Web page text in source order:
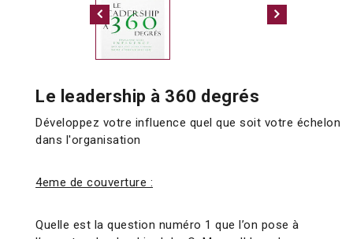
Le leadership à 360 degrés
Développez votre influence quel que soit votre échelon
dans l'organisation
4eme de couverture :
Quelle est la question numéro 1 que l’on pose à